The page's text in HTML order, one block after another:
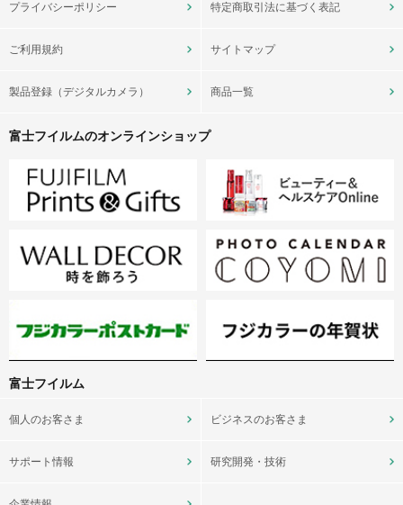
プライバシーポリシー 特定商取引法に基づく表記
ご利用規約 サイトマップ
製品登録（デジタルカメラ） 商品一覧
富士フイルムのオンラインショップ
富士フイルム
個人のお客さま ビジネスのお客さま
サポート情報 研究開発・技術